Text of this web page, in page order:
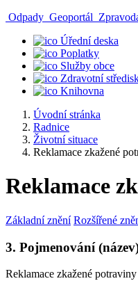
Odpady Geoportál
Úřední deska
Poplatky
Služby obce
Zdravotní
Knihovna
Úvodní stránka
Radnice
Životní situace
Reklamace zkažené
Reklamace
Základní znění Rozšířené
3. Pojmenování
Reklamace zkažené potraviny